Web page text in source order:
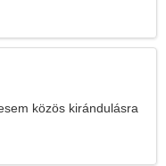
közös kirándulásra